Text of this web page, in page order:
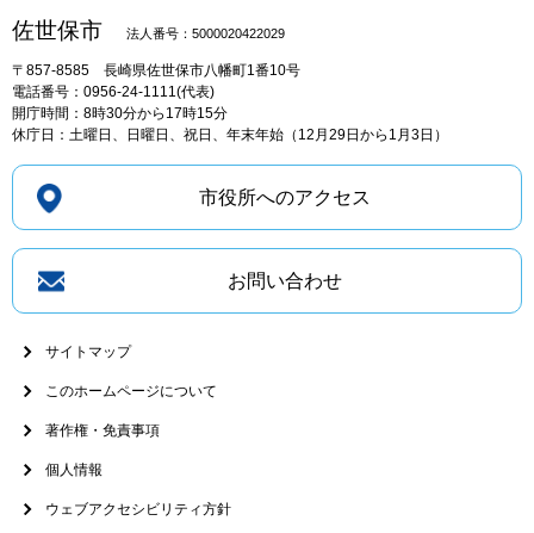
佐世保市 法人番号：5000020422029
〒857-8585 長崎県佐世保市八幡町1番10号
電話番号：0956-24-1111(代表)
開庁時間：8時30分から17時15分
休庁日：土曜日、日曜日、祝日、年末年始（12月29日から1月3日）
市役所へのアクセス
お問い合わせ
サイトマップ
このホームページについて
著作権・免責事項
個人情報
ウェブアクセシビリティ方針